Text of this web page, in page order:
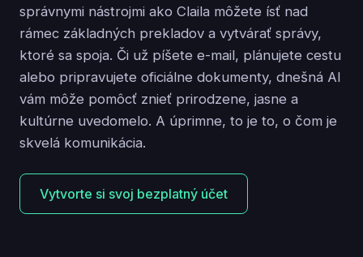
správnymi nástrojmi ako Claila môžete ísť nad
rámec základných prekladov a vytvárať správy,
ktoré sa spoja. Či už píšete e-mail, plánujete cestu
alebo pripravujete oficiálne dokumenty, dnešná AI
vám môže pomôcť znieť prirodzene, jasne a
kultúrne uvedomelo. A úprimne, to je to, o čom je
skvelá komunikácia.
Vytvorte si svoj bezplatný účet